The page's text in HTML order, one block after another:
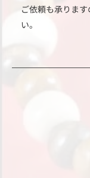
ご依頼も承りま
い。